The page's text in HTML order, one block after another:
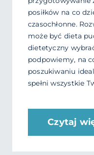
posiłków na co
czasochłonne.
może być dieta
dietetyczny
podpowiemy, na
poszukiwaniu
spełni wszystkie
Czytaj